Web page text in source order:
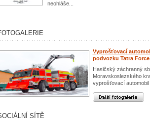
neohláše...
Vyprošťovací
podvozku Tatra Force
Hasičský záchranný
Moravskoslezského
vyprošťovací automobil
Další fotogalerie
SÍTĚ